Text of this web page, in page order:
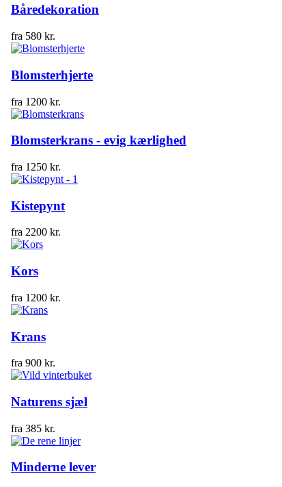
Båredekoration
fra 580 kr.
Blomsterhjerte
fra 1200 kr.
Blomsterkrans - evig kærlighed
fra 1250 kr.
Kistepynt
fra 2200 kr.
Kors
fra 1200 kr.
Krans
fra 900 kr.
Naturens sjæl
fra 385 kr.
Minderne lever